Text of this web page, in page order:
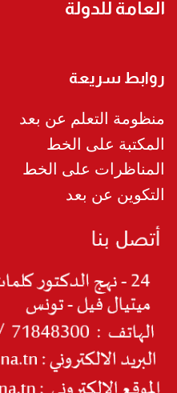
العامة للدولة
روابط سريعة
منظومة التعلم عن بعد
المكتبة على الخط
المناظرات على الخط
التكوين عن بعد